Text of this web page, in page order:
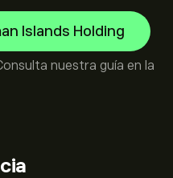
Islands Holding
nuestra guía en la